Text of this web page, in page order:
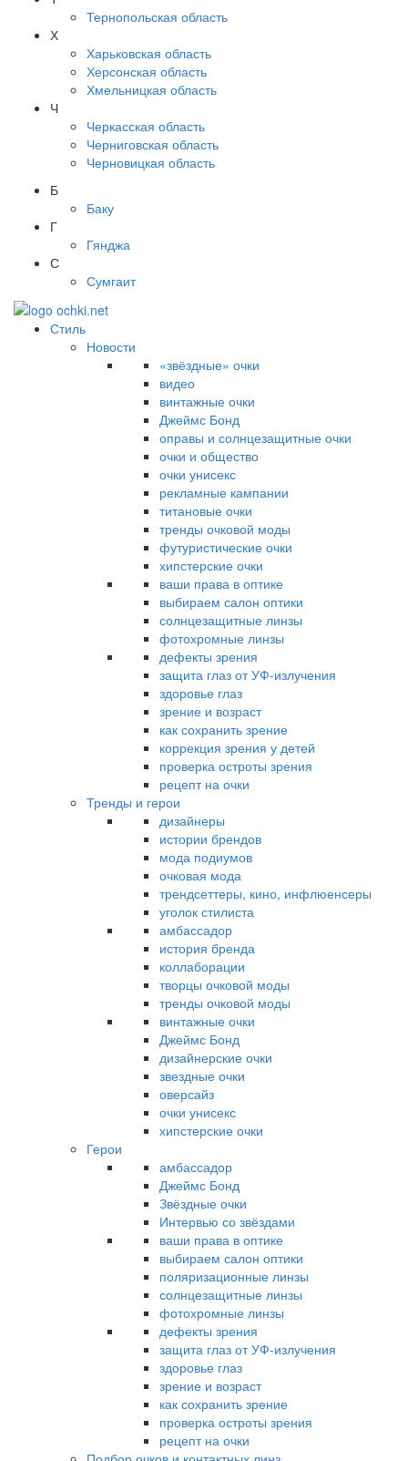
Тернопольская область
Х
Харьковская область
Херсонская область
Хмельницкая область
Ч
Черкасская область
Черниговская область
Черновицкая область
Б
Баку
Г
Гянджа
С
Сумгаит
Стиль
Новости
«звёздные» очки
видео
винтажные очки
Джеймс Бонд
оправы и солнцезащитные очки
очки и общество
очки унисекс
рекламные кампании
титановые очки
тренды очковой моды
футуристические очки
хипстерские очки
ваши права в оптике
выбираем салон оптики
солнцезащитные линзы
фотохромные линзы
дефекты зрения
защита глаз от УФ-излучения
здоровье глаз
зрение и возраст
как сохранить зрение
коррекция зрения у детей
проверка остроты зрения
рецепт на очки
Тренды и герои
дизайнеры
истории брендов
мода подиумов
очковая мода
трендсеттеры, кино, инфлюенсеры
уголок стилиста
амбассадор
история бренда
коллаборации
творцы очковой моды
тренды очковой моды
винтажные очки
Джеймс Бонд
дизайнерские очки
звездные очки
оверсайз
очки унисекс
хипстерские очки
Герои
амбассадор
Джеймс Бонд
Звёздные очки
Интервью со звёздами
ваши права в оптике
выбираем салон оптики
поляризационные линзы
солнцезащитные линзы
фотохромные линзы
дефекты зрения
защита глаз от УФ-излучения
здоровье глаз
зрение и возраст
как сохранить зрение
проверка остроты зрения
рецепт на очки